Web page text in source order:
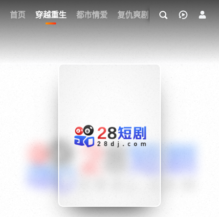
首页 穿越重生 都市情爱 复仇爽剧 玄幻武侠 奇幻
我的观影记录
{if condition="$obj.vod_points